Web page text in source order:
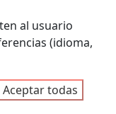
al usuario
(idioma,
Aceptar todas